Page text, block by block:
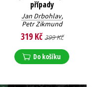
případy
Jan Drbohlav,
Petr Zikmund
319 Kč 399 Kč
Do košíku